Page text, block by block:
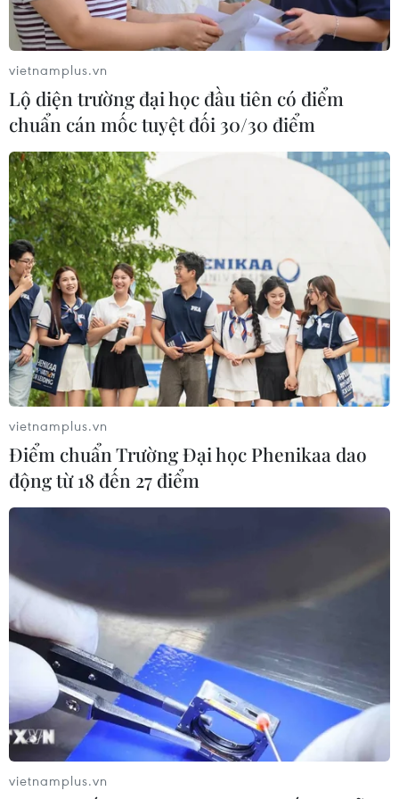
Panasonic ra mắt tai nghe không dây
dạng kẹp vành tai đầu tiên
Ban hành danh mục hệ thống trí tuệ
nhân tạo có rủi ro cao
02/07/2026 14:16
Fujifilm hồi sinh dòng máy máy ảnh
phim dùng một lần
01/07/2026 13:57
Cách Bosch định nghĩa lại không
gian sống thông minh
26/06/2026 14:39
Meta trình làng sản phẩm mới "phá
Đà Nẵng ra mắt hai hệ thống số
trong quản trị tài sản công và đô thị
22/06/2026 10:09
Ra mắt mô hình trạm giặt sấy thông
minh dành cho đô thị
vietnamplus.vn
Lộ diện trường đại học đầu tiên có điểm
chuẩn cán mốc tuyệt đối 30/30 điểm
vietnamplus.vn
Điểm chuẩn Trường Đại học Phenikaa dao
động từ 18 đến 27 điểm
vietnamplus.vn